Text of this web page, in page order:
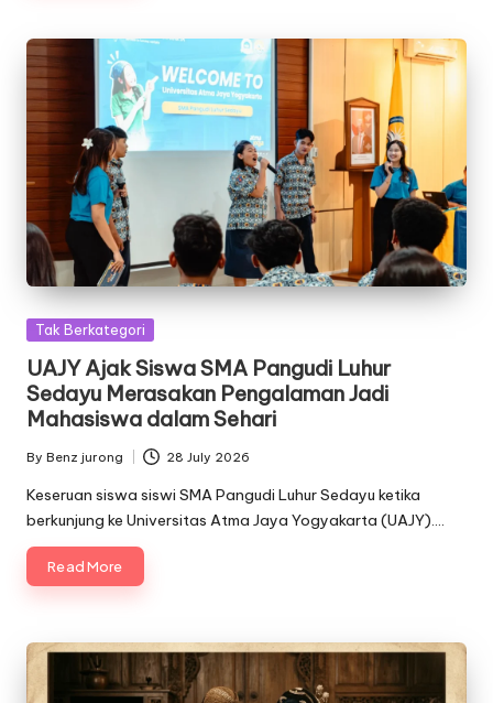
Posted
Tak Berkategori
UAJY Ajak Siswa SMA Pangudi Luhur
Sedayu Merasakan Pengalaman Jadi
Mahasiswa dalam Sehari
Posted
by
By Benz jurong 28 July 2026
Keseruan siswa siswi SMA Pangudi Luhur Sedayu ketika
berkunjung ke Universitas Atma Jaya Yogyakarta (UAJY).…
Read More